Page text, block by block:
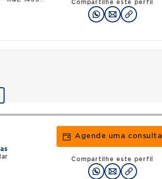
Compartilhe este perfil
Agende uma consulta
Compartilhe este perfil